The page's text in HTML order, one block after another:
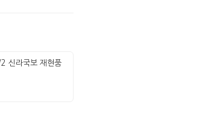
신라국보 재현품